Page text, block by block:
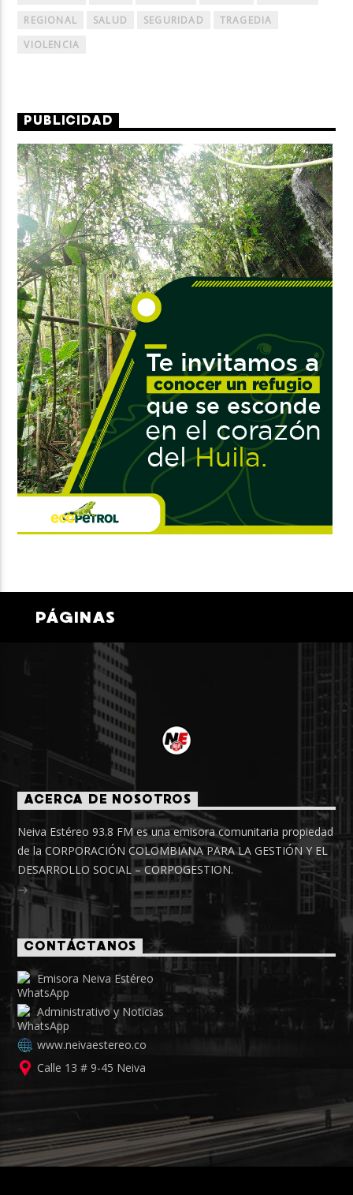
REGIONAL
SALUD SEGURIDAD
TRAGEDIA
VIOLENCIA
PUBLICIDAD
PÁGINAS
ACERCA DE NOSOTROS
Neiva Estéreo 93.8 FM es una emisora comunitaria propiedad
de la CORPORACIÓN COLOMBIANA PARA LA GESTIÓN Y EL
DESARROLLO SOCIAL – CORPOGESTION.
CONTÁCTANOS
Emisora Neiva Estéreo
Administrativo y Noticias
www.neivaestereo.co
Calle 13 # 9-45 Neiva